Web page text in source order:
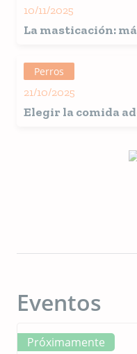
10/11/2025
La masticación:
Perros
21/10/2025
Elegir la comida
Eventos
Próximamente